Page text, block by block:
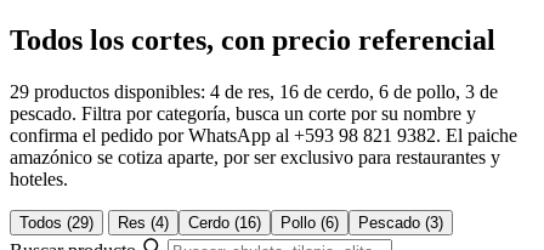
Todos los cortes, con precio referencial
29 productos disponibles: 4 de res, 16 de cerdo, 6 de pollo, 3 de
pescado. Filtra por categoría, busca un corte por su nombre y
confirma el pedido por WhatsApp al +593 98 821 9382. El paiche
amazónico se cotiza aparte, por ser exclusivo para restaurantes y
hoteles.
Todos (29) Res (4) Cerdo (16) Pollo (6) Pescado (3)